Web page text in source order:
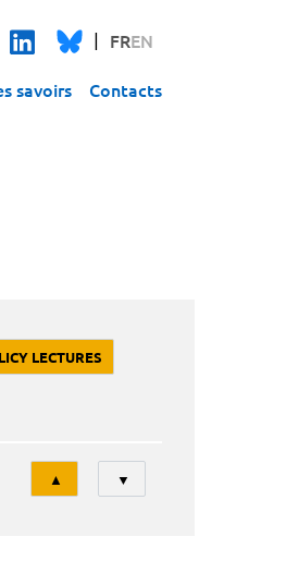
FREN
savoirs Contacts
LECTURES
Tri
▲ ▼